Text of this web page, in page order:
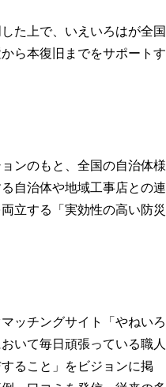
た上で、いえいろはが全国
ら本復旧までをサポートす
ンのもと、全国の自治体様
自治体や地域工事店との連
立する「実効性の高い防災
ッチングサイト「やねいろ
いて毎日頑張っている職人
ること」をビジョンに掲